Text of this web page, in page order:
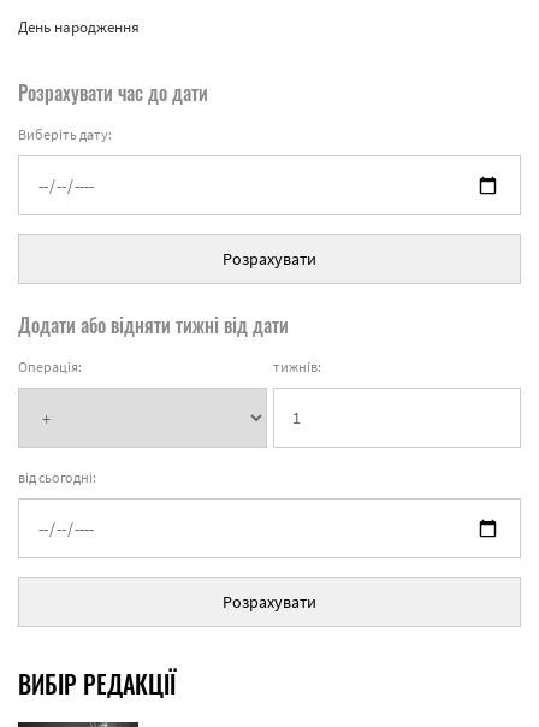
День народження
Розрахувати час до дати
Виберіть дату:
Розрахувати
Додати або відняти тижні від дати
Операція: тижнів:
від сьогодні:
Розрахувати
ВИБІР РЕДАКЦІЇ